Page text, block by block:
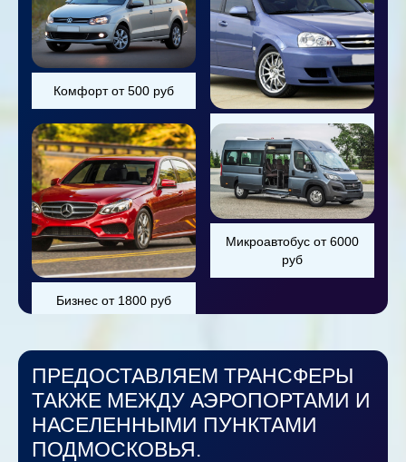
Комфорт от 500 руб
Универсал от 800 руб
Бизнес от 1800 руб
Микроавтобус от 6000
руб
ПРЕДОСТАВЛЯЕМ ТРАНСФЕРЫ
ТАКЖЕ МЕЖДУ АЭРОПОРТАМИ И
НАСЕЛЕННЫМИ ПУНКТАМИ
ПОДМОСКОВЬЯ.